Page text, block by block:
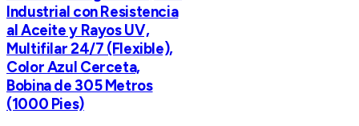
Industrial con Resistencia
al Aceite y Rayos UV,
Multifilar 24/7 (Flexible),
Color Azul Cerceta,
Bobina de 305 Metros
(1000 Pies)